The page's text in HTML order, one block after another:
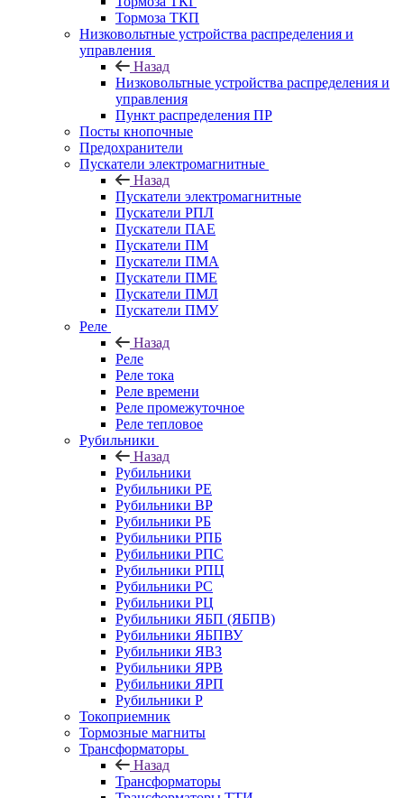
Тормоза ТКП
Низковольтные устройства распределения и
управления
Назад
Низковольтные устройства распределения и
управления
Пункт распределения ПР
Посты кнопочные
Предохранители
Пускатели электромагнитные
Назад
Пускатели электромагнитные
Пускатели РПЛ
Пускатели ПАЕ
Пускатели ПМ
Пускатели ПМА
Пускатели ПМЕ
Пускатели ПМЛ
Пускатели ПМУ
Реле
Назад
Реле
Реле тока
Реле времени
Реле промежуточное
Реле тепловое
Рубильники
Назад
Рубильники
Рубильники РЕ
Рубильники ВР
Рубильники РБ
Рубильники РПБ
Рубильники РПС
Рубильники РПЦ
Рубильники РС
Рубильники РЦ
Рубильники ЯБП (ЯБПВ)
Рубильники ЯБПВУ
Рубильники ЯВЗ
Рубильники ЯРВ
Рубильники ЯРП
Рубильники Р
Токоприемник
Тормозные магниты
Трансформаторы
Назад
Трансформаторы